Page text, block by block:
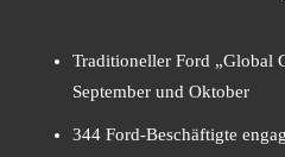
Traditioneller Ford „Global
September und Oktober
344 Ford-Beschäftigte